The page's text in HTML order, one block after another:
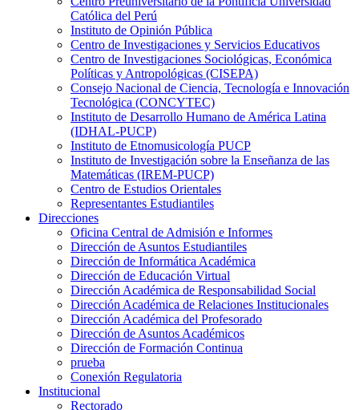
Católica del Perú
Instituto de Opinión Pública
Centro de Investigaciones y Servicios Educativos
Centro de Investigaciones Sociológicas, Económica
Políticas y Antropológicas (CISEPA)
Consejo Nacional de Ciencia, Tecnología e Innovación
Tecnológica (CONCYTEC)
Instituto de Desarrollo Humano de América Latina
(IDHAL-PUCP)
Instituto de Etnomusicología PUCP
Instituto de Investigación sobre la Enseñanza de las
Matemáticas (IREM-PUCP)
Centro de Estudios Orientales
Representantes Estudiantiles
Direcciones
Oficina Central de Admisión e Informes
Dirección de Asuntos Estudiantiles
Dirección de Informática Académica
Dirección de Educación Virtual
Dirección Académica de Responsabilidad Social
Dirección Académica de Relaciones Institucionales
Dirección Académica del Profesorado
Dirección de Asuntos Académicos
Dirección de Formación Continua
prueba
Conexión Regulatoria
Institucional
Rectorado